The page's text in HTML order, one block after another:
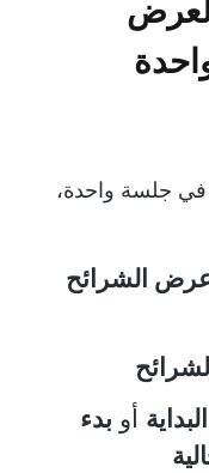
العرض
في جلسة واحدة،
الشرائح
أو بدء